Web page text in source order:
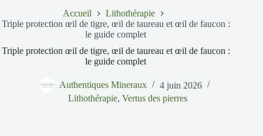
Accueil
Lithothérapie
Triple protection œil de tigre, œil de taureau et œil de faucon :
le guide complet
Triple protection œil de tigre, œil de taureau et œil de faucon :
le guide complet
Authentiques Mineraux
4 juin 2026
Lithothérapie, Vertus des pierres